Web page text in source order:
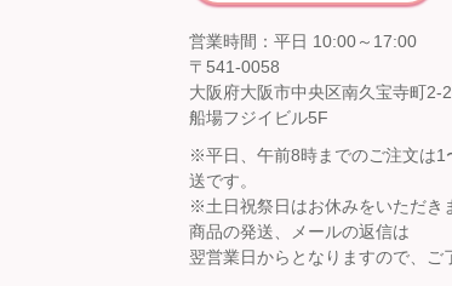
営業時間：平日 10:00～17:00
〒541-0058
大阪府大阪市中央区南久宝寺町2-
船場フジイビル5F
※平日、午前8時までのご注文は1
送です。
※土日祝祭日はお休みをいただき
商品の発送、メールの返信は
翌営業日からとなりますので、ご